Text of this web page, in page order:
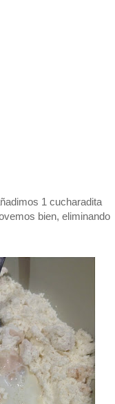
1 cucharadita
bien, eliminando